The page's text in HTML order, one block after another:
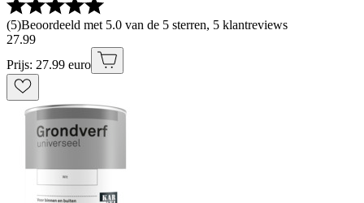
(5)Beoordeeld met 5.0 van de 5 sterren, 5 klantreviews
27.99
Prijs: 27.99 euro